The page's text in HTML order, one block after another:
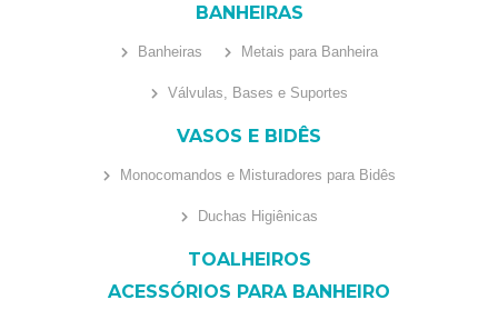
BANHEIRAS
Banheiras Metais para Banheira
Válvulas, Bases e Suportes
VASOS E BIDÊS
Monocomandos e Misturadores para Bidês
Duchas Higiênicas
TOALHEIROS
ACESSÓRIOS PARA BANHEIRO